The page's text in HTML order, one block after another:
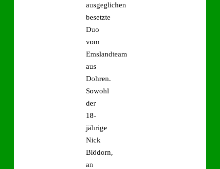
ausgeglichen
besetzte
Duo
vom
Emslandteam
aus
Dohren.
Sowohl
der
18-
jährige
Nick
Blödorn,
an